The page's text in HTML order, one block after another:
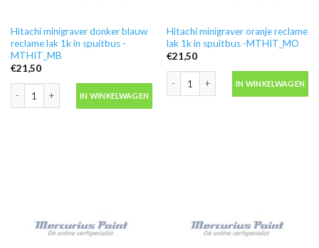
Hitachi minigraver donker blauw
reclame lak 1k in spuitbus -
MTHIT_MB
€21,50
Hitachi minigraver donker blauw reclame lak 1k in spuitbus -MTHIT_MB
IN WINKELWAGEN
Hitachi minigraver oranje reclame
lak 1k in spuitbus -MTHIT_MO
€21,50
IN WINKELWAGEN